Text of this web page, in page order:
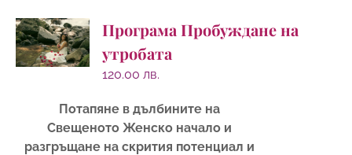
Програма Пробуждане на
утробата
120.00лв.
Потапяне в дълбините на
Свещеното Женско начало и
разгръщане на скрития потенциал и